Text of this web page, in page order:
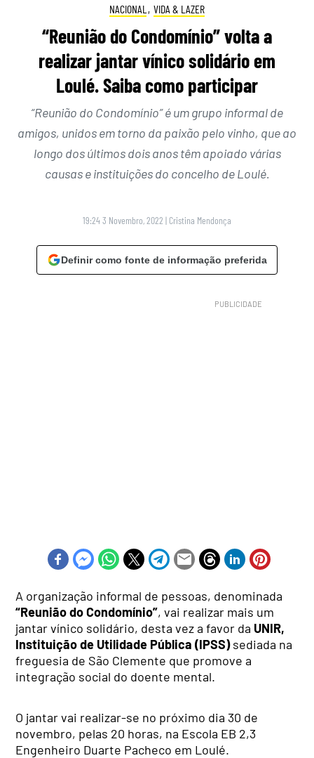
NACIONAL , VIDA & LAZER
“Reunião do Condomínio” volta a
realizar jantar vínico solidário em
Loulé. Saiba como participar
“Reunião do Condomínio” é um grupo informal de
amigos, unidos em torno da paixão pelo vinho, que ao
longo dos últimos dois anos têm apoiado várias
causas e instituições do concelho de Loulé.
19:24 3 Novembro, 2022 | Cristina Mendonça
Definir como fonte de informação preferida
A organização informal de pessoas, denominada
“Reunião do Condomínio”, vai realizar mais um
jantar vínico solidário, desta vez a favor da UNIR,
Instituição de Utilidade Pública (IPSS)sediada na
freguesia de São Clemente que promove a
integração social do doente mental.
O jantar vai realizar-se no próximo dia 30 de
novembro, pelas 20 horas, na Escola EB 2,3
Engenheiro Duarte Pacheco em Loulé.